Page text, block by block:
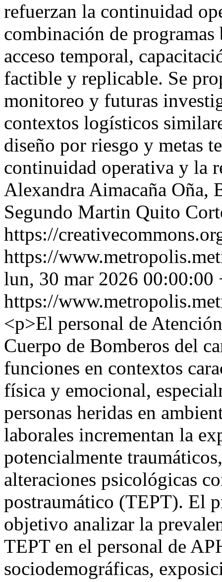
refuerzan la continuidad
combinación de programas
acceso temporal,
factible y replicable. Se
monitoreo y futuras
contextos logísticos
diseño por riesgo y metas
continuidad operativa y la
Alexandra Aimacaña Oña,
Segundo Martin Quito
https://
https://
lun, 30 mar 2026 00:00:00
https://
<p>El personal de
Cuerpo de Bomberos del
funciones en contextos
física y emocional,
personas heridas en
laborales incrementan la
potencialmente
alteraciones psicológicas
postraumático (TEPT). El
objetivo analizar la
TEPT en el personal de
sociodemográficas,